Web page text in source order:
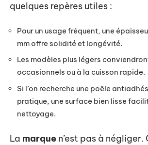
quelques repères utiles :
Pour un usage fréquent, une
mm offre solidité et longévité.
Les modèles plus légers
occasionnels ou à la cuisson rapide.
Si l’on recherche une poêle
pratique, une surface bien lisse
nettoyage.
La marque n’est pas à négliger.